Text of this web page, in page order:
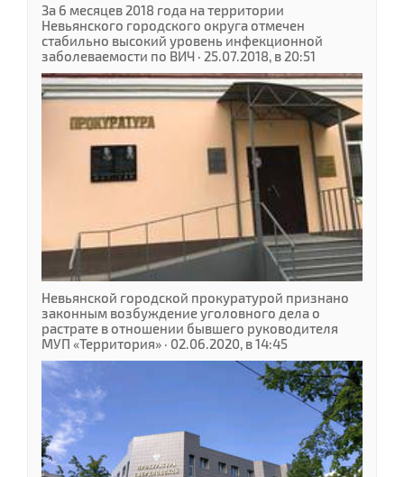
За 6 месяцев 2018 года на территории
Невьянского городского округа отмечен
стабильно высокий уровень инфекционной
заболеваемости по ВИЧ · 25.07.2018, в 20:51
Невьянской городской прокуратурой признано
законным возбуждение уголовного дела о
растрате в отношении бывшего руководителя
МУП «Территория» · 02.06.2020, в 14:45